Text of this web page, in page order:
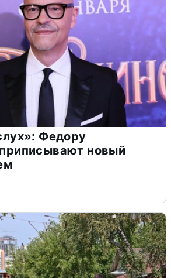
Федору
новый